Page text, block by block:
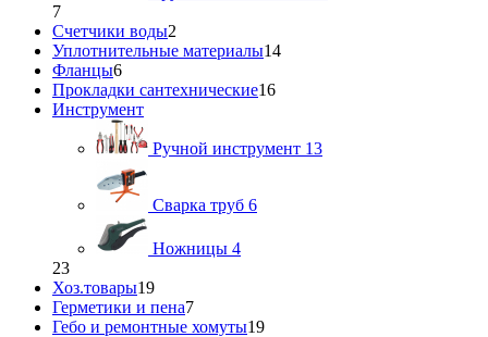
7
Счетчики воды2
Уплотнительные материалы14
Фланцы6
Прокладки сантехнические16
Инструмент
Ручной инструмент 13
Сварка труб 6
Ножницы 4
23
Хоз.товары19
Герметики и пена7
Гебо и ремонтные хомуты19